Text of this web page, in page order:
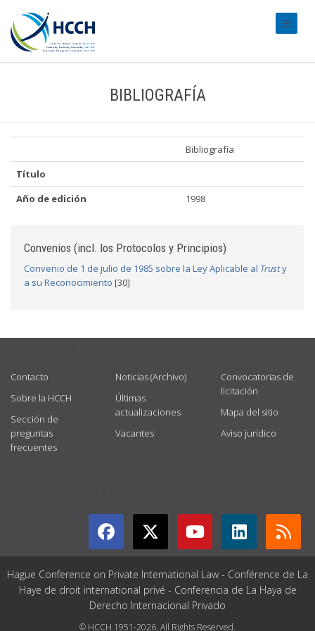
BIBLIOGRAFÍA
Bibliografía
Título
Año de edición
1998
Convenios (incl. los Protocolos y Principios)
Convenio de 1 de julio de 1985 sobre la Ley Aplicable al Trusty
a su Reconocimiento [30]
Contacto
Sobre la HCCH
Sección de
preguntas
frecuentes
Noticias (Archivo)
Últimas
actualizaciones
Vacantes
Convocatorias de
licitación
Mapa del sitio
Aviso jurídico
Hague Conference on Private International Law - Conférence de La
Haye de droit international privé - Conferencia de La Haya de
Derecho Internacional Privado
© HCCH 1951-2026. All Rights Reserved.